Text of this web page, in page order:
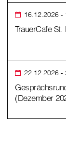
16.12.2026 -
TrauerCafe
22.12.2026 -
(Dezember